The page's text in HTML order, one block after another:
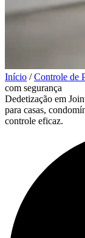
Início / Controle de
com segurança
Dedetização em
para casas,
controle eficaz.